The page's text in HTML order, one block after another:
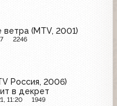
(MTV, 2001)
2246
Россия, 2006)
в декрет
11:20 1949